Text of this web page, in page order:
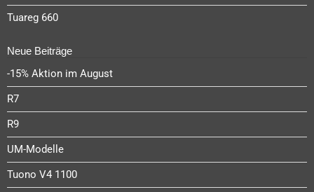
Tuareg 660
Neue Beiträge
-15% Aktion im August
R7
R9
UM-Modelle
Tuono V4 1100